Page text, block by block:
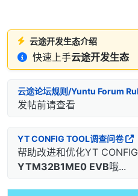
云途开发生态介绍
快速上手云途开发生态
云途论坛规则/Yuntu Forum
发帖前请查看
YT CONFIG TOOL调查问卷
帮助改进和优化YT
YTM32B1ME0 EVB哦...